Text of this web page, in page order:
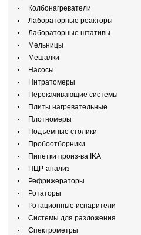
Колбонагреватели
Лабораторные реакторы
Лабораторные штативы
Мельницы
Мешалки
Насосы
Нитратомеры
Перекачивающие системы
Плиты нагревательные
Плотномеры
Подъемные столики
Пробоотборники
Пипетки произ-ва IKA
ПЦР-анализ
Рефрижераторы
Ротаторы
Ротационные испарители
Системы для разложения
Спектрометры